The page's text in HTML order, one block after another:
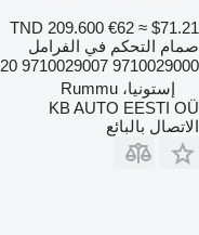
TND 209.600 €62 ≈ $71.21
صمام التحكم في الفرامل
9710029000 9710029007 9710029020 9710029100 9710029120
إستونيا، Rummu
KB AUTO EESTI OÜ
الاتصال بالبائع